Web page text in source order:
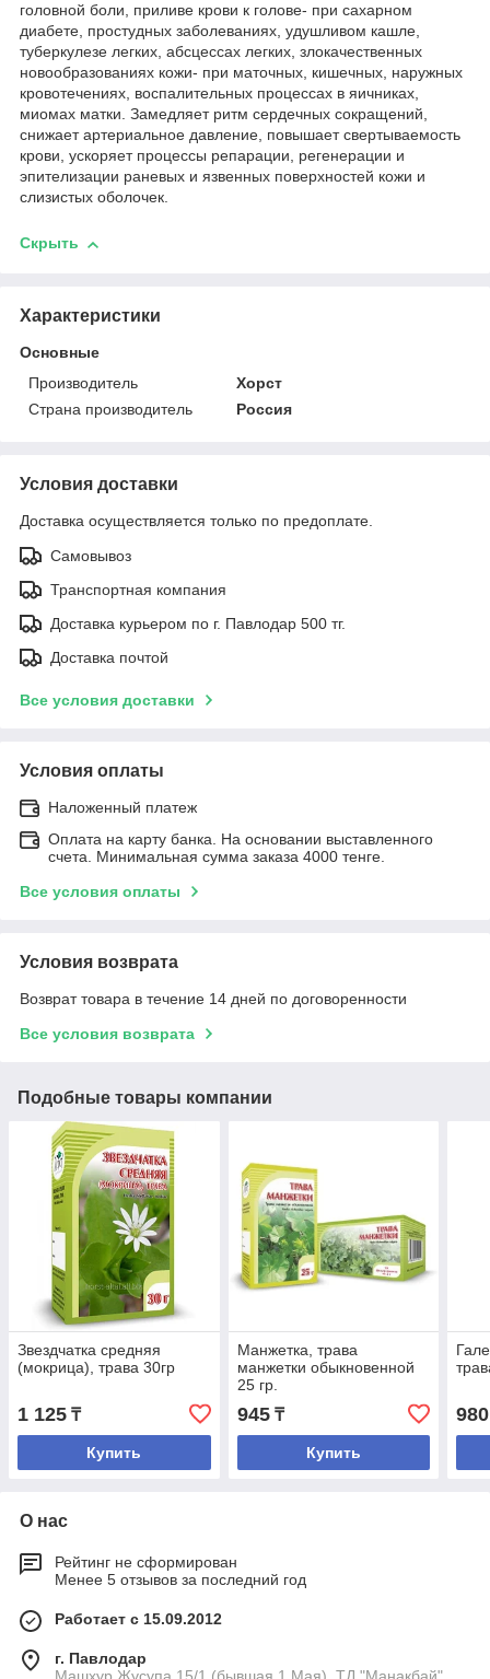
головной боли, приливе крови к голове- при сахарном
диабете, простудных заболеваниях, удушливом кашле,
туберкулезе легких, абсцессах легких, злокачественных
новообразованиях кожи- при маточных, кишечных, наружных
кровотечениях, воспалительных процессах в яичниках,
миомах матки. Замедляет ритм сердечных сокращений,
снижает артериальное давление, повышает свертываемость
крови, ускоряет процессы репарации, регенерации и
эпителизации раневых и язвенных поверхностей кожи и
слизистых оболочек.
Скрыть
Характеристики
Основные
Производитель
Хорст
Страна производитель
Россия
Условия доставки
Доставка осуществляется только по предоплате.
Самовывоз
Транспортная компания
Доставка курьером по г. Павлодар 500 тг.
Доставка почтой
Все условия доставки
Условия оплаты
Наложенный платеж
Оплата на карту банка. На основании выставленного
счета. Минимальная сумма заказа 4000 тенге.
Все условия оплаты
Условия возврата
Возврат товара в течение 14 дней по договоренности
Все условия возврата
Подобные товары компании
Звездчатка средняя
(мокрица), трава 30гр
1 125 ₸
Купить
Манжетка, трава
манжетки обыкновенной
25 гр.
945₸
Купить
980
О нас
Рейтинг не сформирован
Менее 5 отзывов за последний год
Работает с 15.09.2012
г. Павлодар